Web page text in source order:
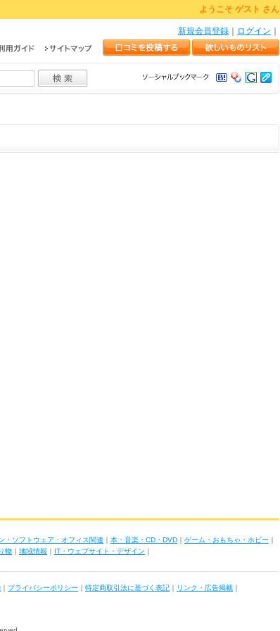
ようこそ ゲスト さん
ログイン
新規会員登録
・ソフトウェア・オフィス関連 ｜ 本・音楽・CD・DVD ｜ ゲーム・おもちゃ・ホビー ｜
物 ｜ 地域情報 ｜ IT・ウェブサイト・デザイン ｜
｜ プライバシーポリシー ｜ 特定商取引法に基づく表記 ｜ リンク・広告掲載 ｜